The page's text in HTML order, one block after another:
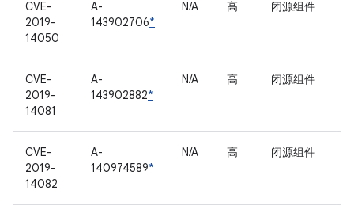
CVE-
2019-
14050
A-
143902706*
N/A 高 闭源组件
CVE-
2019-
14081
A-
143902882*
N/A 高 闭源组件
CVE-
2019-
14082
A-
140974589*
N/A 高 闭源组件